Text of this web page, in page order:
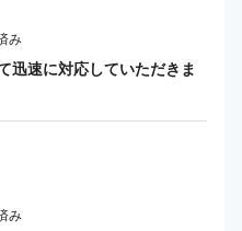
み
迅速に対応していただきま
み